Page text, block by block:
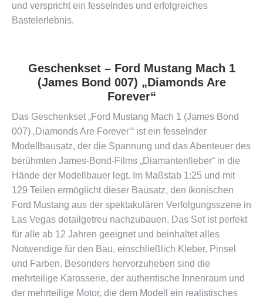
und verspricht ein fesselndes und erfolgreiches
Bastelerlebnis​​.
Geschenkset – Ford Mustang Mach 1
(James Bond 007) „Diamonds Are
Forever“
Das Geschenkset „Ford Mustang Mach 1 (James Bond
007) ‚Diamonds Are Forever'“ ist ein fesselnder
Modellbausatz, der die Spannung und das Abenteuer des
berühmten James-Bond-Films „Diamantenfieber“ in die
Hände der Modellbauer legt. Im Maßstab 1:25 und mit
129 Teilen ermöglicht dieser Bausatz, den ikonischen
Ford Mustang aus der spektakulären Verfolgungsszene in
Las Vegas detailgetreu nachzubauen. Das Set ist perfekt
für alle ab 12 Jahren geeignet und beinhaltet alles
Notwendige für den Bau, einschließlich Kleber, Pinsel
und Farben. Besonders hervorzuheben sind die
mehrteilige Karosserie, der authentische Innenraum und
der mehrteilige Motor, die dem Modell ein realistisches